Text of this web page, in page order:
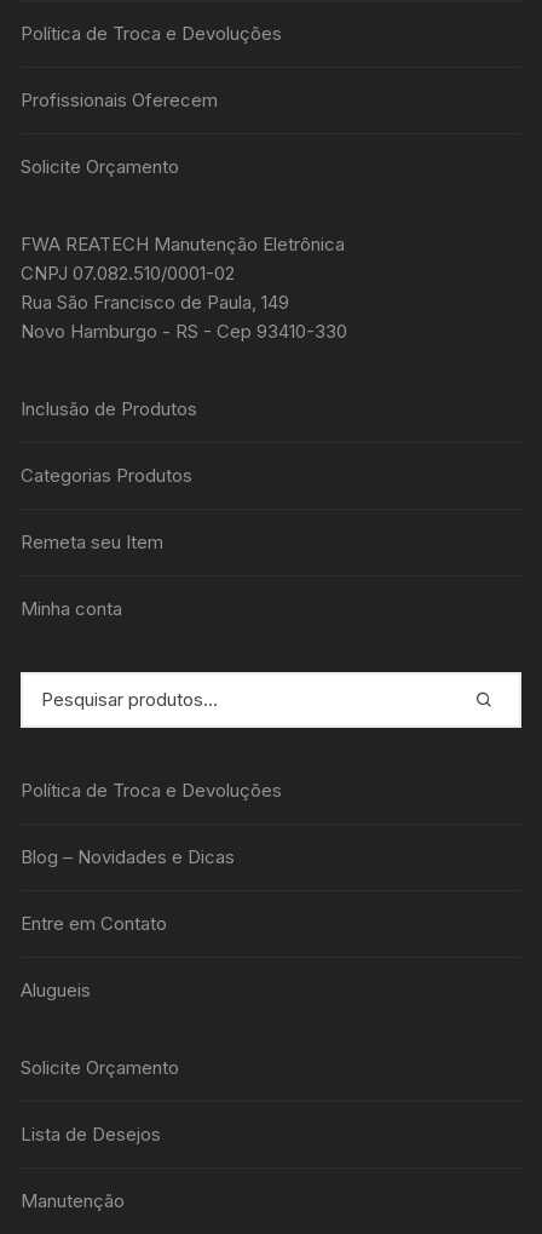
Política de Troca e Devoluções
Profissionais Oferecem
Solicite Orçamento
FWA REATECH Manutenção Eletrônica
CNPJ 07.082.510/0001-02
Rua São Francisco de Paula, 149
Novo Hamburgo - RS - Cep 93410-330
Inclusão de Produtos
Categorias Produtos
Remeta seu Item
Minha conta
Política de Troca e Devoluções
Blog – Novidades e Dicas
Entre em Contato
Alugueis
Solicite Orçamento
Lista de Desejos
Manutenção